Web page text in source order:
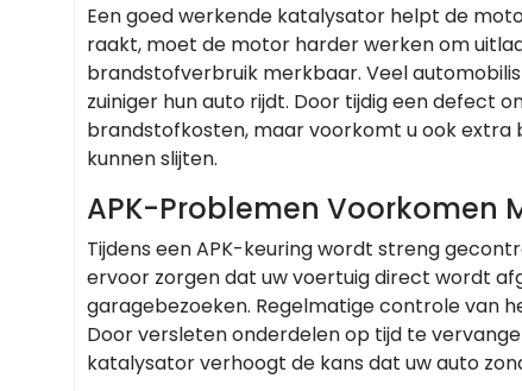
Een goed werkende katalysator helpt de
raakt, moet de motor harder werken om
brandstofverbruik merkbaar. Veel
zuiniger hun auto rijdt. Door tijdig een defect
brandstofkosten, maar voorkomt u ook
kunnen slijten.
APK-Problemen Voorkomen
Tijdens een APK-keuring wordt streng
ervoor zorgen dat uw voertuig direct wordt
garagebezoeken. Regelmatige controle van
Door versleten onderdelen op tijd te
katalysator verhoogt de kans dat uw auto